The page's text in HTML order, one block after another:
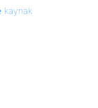
kaynak